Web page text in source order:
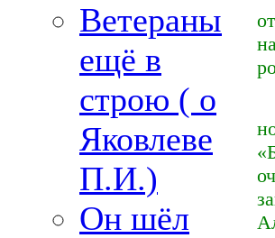
Ветераны
ещё в
строю ( о
Яковлеве
П.И.)
Он шёл